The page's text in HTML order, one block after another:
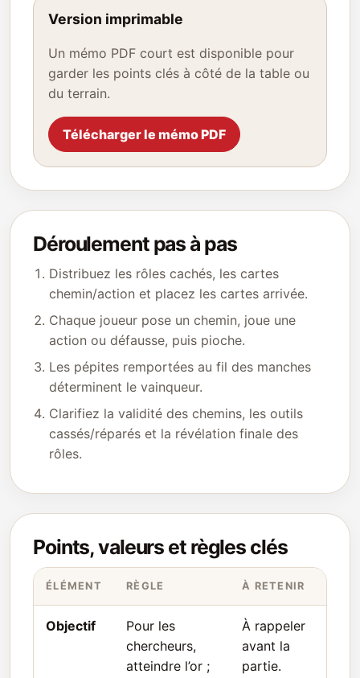
Version imprimable
Un mémo PDF court est disponible pour
garder les points clés à côté de la table ou
du terrain.
Télécharger le mémo PDF
Déroulement pas à pas
Distribuez les rôles cachés, les cartes
chemin/action et placez les cartes arrivée.
Chaque joueur pose un chemin, joue une
action ou défausse, puis pioche.
Les pépites remportées au fil des manches
déterminent le vainqueur.
Clarifiez la validité des chemins, les outils
cassés/réparés et la révélation finale des
rôles.
Points, valeurs et règles clés
ÉLÉMENT RÈGLE À RETENIR
Objectif
Pour les
chercheurs,
atteindre l’or ;
À rappeler
avant la
partie.